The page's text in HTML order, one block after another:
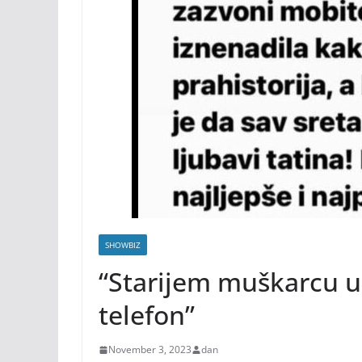
SHOWBIZ
“Starijem muškarcu
telefon”
November 3, 2023 dan